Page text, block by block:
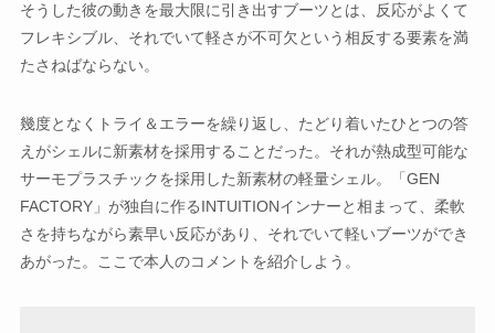
そうした彼の動きを最大限に引き出すブーツとは、反応がよくて
フレキシブル、それでいて軽さが不可欠という相反する要素を満
たさねばならない。
幾度となくトライ＆エラーを繰り返し、たどり着いたひとつの答
えがシェルに新素材を採用することだった。それが熱成型可能な
サーモプラスチックを採用した新素材の軽量シェル。「GEN
FACTORY」が独自に作るINTUITIONインナーと相まって、柔軟
さを持ちながら素早い反応があり、それでいて軽いブーツができ
あがった。ここで本人のコメントを紹介しよう。